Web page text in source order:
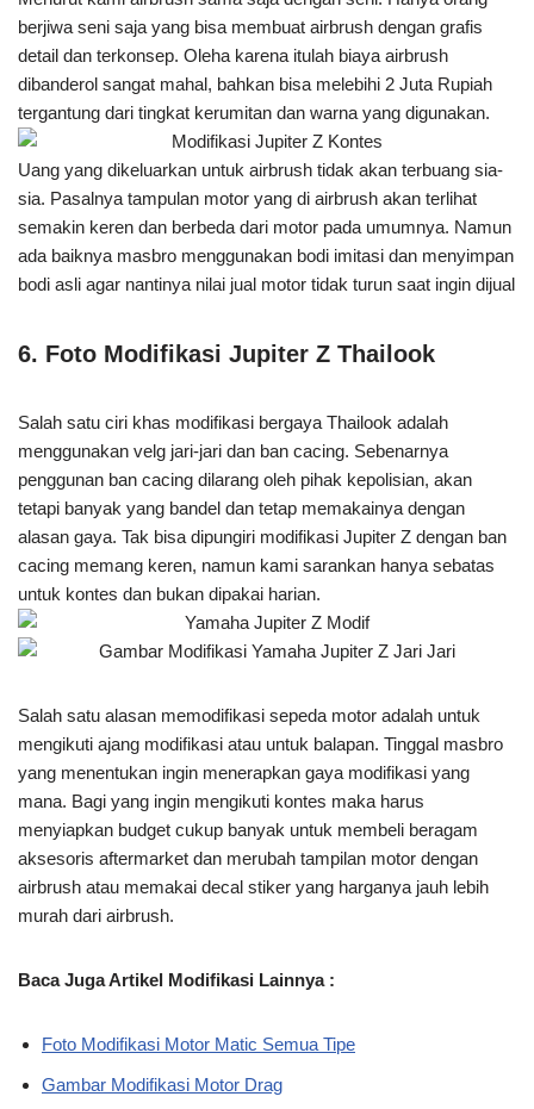
berjiwa seni saja yang bisa membuat airbrush dengan grafis
detail dan terkonsep. Oleha karena itulah biaya airbrush
dibanderol sangat mahal, bahkan bisa melebihi 2 Juta Rupiah
tergantung dari tingkat kerumitan dan warna yang digunakan.
Uang yang dikeluarkan untuk airbrush tidak akan terbuang sia-
sia. Pasalnya tampulan motor yang di airbrush akan terlihat
semakin keren dan berbeda dari motor pada umumnya. Namun
ada baiknya masbro menggunakan bodi imitasi dan menyimpan
bodi asli agar nantinya nilai jual motor tidak turun saat ingin dijual
6. Foto Modifikasi Jupiter Z Thailook
Salah satu ciri khas modifikasi bergaya Thailook adalah
menggunakan velg jari-jari dan ban cacing. Sebenarnya
penggunan ban cacing dilarang oleh pihak kepolisian, akan
tetapi banyak yang bandel dan tetap memakainya dengan
alasan gaya. Tak bisa dipungiri modifikasi Jupiter Z dengan ban
cacing memang keren, namun kami sarankan hanya sebatas
untuk kontes dan bukan dipakai harian.
Salah satu alasan memodifikasi sepeda motor adalah untuk
mengikuti ajang modifikasi atau untuk balapan. Tinggal masbro
yang menentukan ingin menerapkan gaya modifikasi yang
mana. Bagi yang ingin mengikuti kontes maka harus
menyiapkan budget cukup banyak untuk membeli beragam
aksesoris aftermarket dan merubah tampilan motor dengan
airbrush atau memakai decal stiker yang harganya jauh lebih
murah dari airbrush.
Baca Juga Artikel Modifikasi Lainnya :
Foto Modifikasi Motor Matic Semua Tipe
Gambar Modifikasi Motor Drag